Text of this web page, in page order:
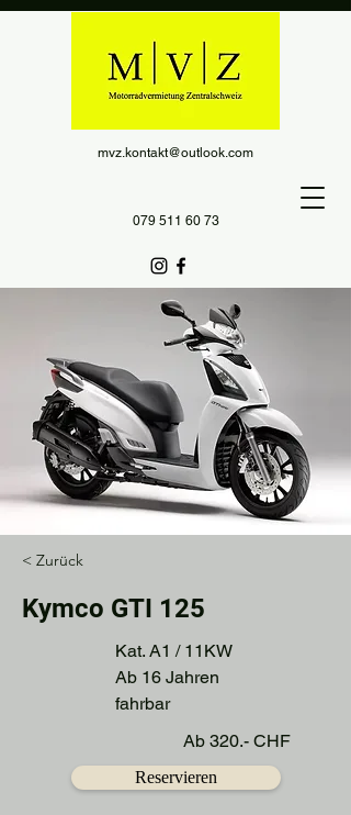
mvz.kontakt@outlook.com
079 511 60 73
< Zurück
Kymco GTI 125
Kat. A1 / 11KW
Ab 16 Jahren
fahrbar
Ab 320.- CHF
Reservieren